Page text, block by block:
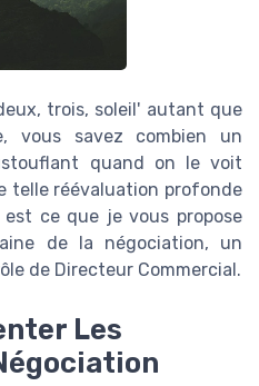
trois, soleil' autant que
vous savez combien un
quand on le voit
telle réévaluation profonde
ce que je vous propose
de la négociation, un
de Directeur Commercial.
Les